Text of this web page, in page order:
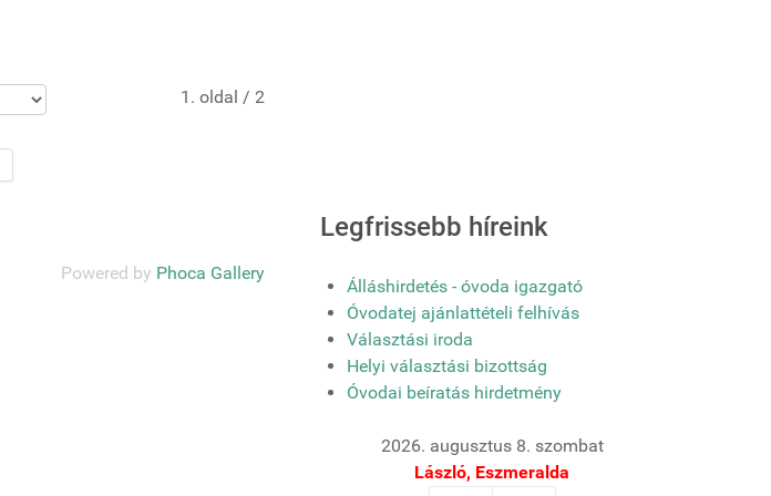
1. oldal / 2
Powered by Phoca Gallery
Legfrissebb híreink
Álláshirdetés - óvoda igazgató
Óvodatej ajánlattételi felhívás
Választási iroda
Helyi választási bizottság
Óvodai beíratás hirdetmény
2026. augusztus 8. szombat
László, Eszmeralda